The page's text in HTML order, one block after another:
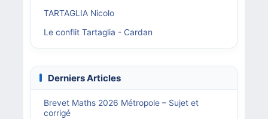
TARTAGLIA Nicolo
Le conflit Tartaglia - Cardan
Derniers Articles
Brevet Maths 2026 Métropole – Sujet et
corrigé